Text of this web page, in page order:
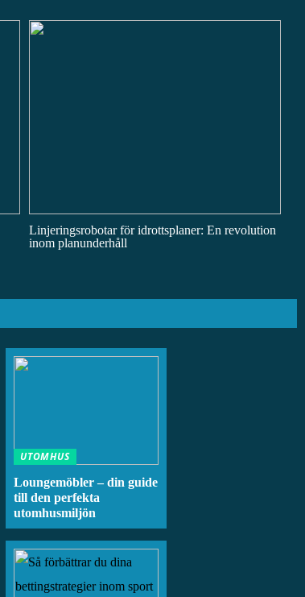
Linjeringsrobotar för idrottsplaner: En revolution
inom planunderhåll
UTOMHUS
Loungemöbler – din guide
till den perfekta
utomhusmiljön